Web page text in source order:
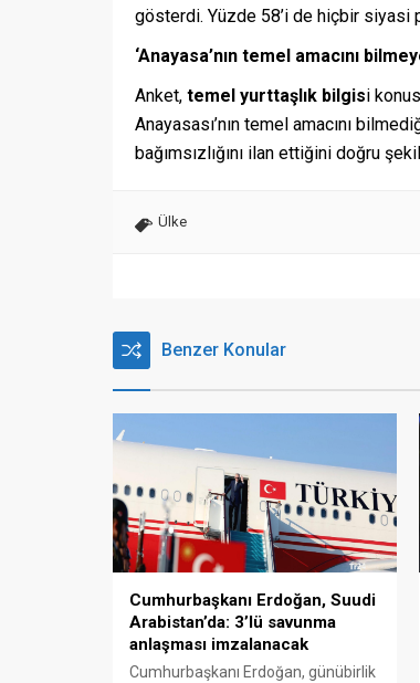
gösterdi. Yüzde 58’i de hiçbir siyasi
‘Anayasa’nın temel amacını
Anket, temel yurttaşlık bilgisi
Anayasası’nın temel amacını
bağımsızlığını ilan ettiğini doğru
Ülke
Benzer Konular
Cumhurbaşkanı Erdoğan, Suudi
Arabistan’da: 3’lü savunma
anlaşması imzalanacak
Cumhurbaşkanı Erdoğan, günübirlik